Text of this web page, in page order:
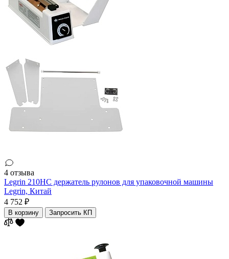
4 отзыва
Legrin 210HC держатель рулонов для упаковочной машины
Legrin, Китай
4 752 ₽
В корзину Запросить КП